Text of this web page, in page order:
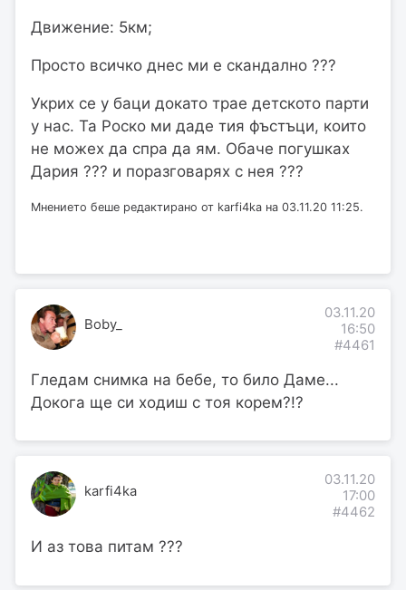
Движение: 5км;
Просто всичко днес ми е скандално ???
Укрих се у баци докато трае детското парти
у нас. Та Роско ми даде тия фъстъци, които
не можех да спра да ям. Обаче погушках
Дария ??? и поразговарях с нея ???
Мнението беше редактирано от karfi4ka на 03.11.20 11:25.
Boby_
03.11.20
16:50
#4461
Гледам снимка на бебе, то било Даме...
Докога ще си ходиш с тоя корем?!?
karfi4ka
03.11.20
17:00
#4462
И аз това питам ???